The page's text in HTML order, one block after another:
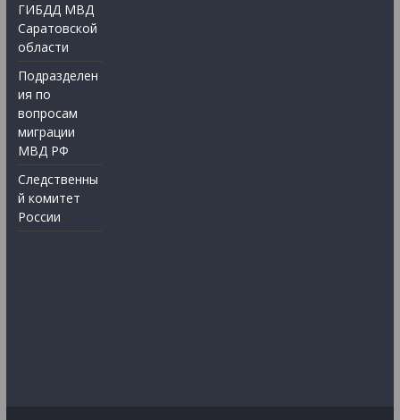
ГИБДД МВД
Саратовской
области
Подразделен
ия по
вопросам
миграции
МВД РФ
Следственны
й комитет
России